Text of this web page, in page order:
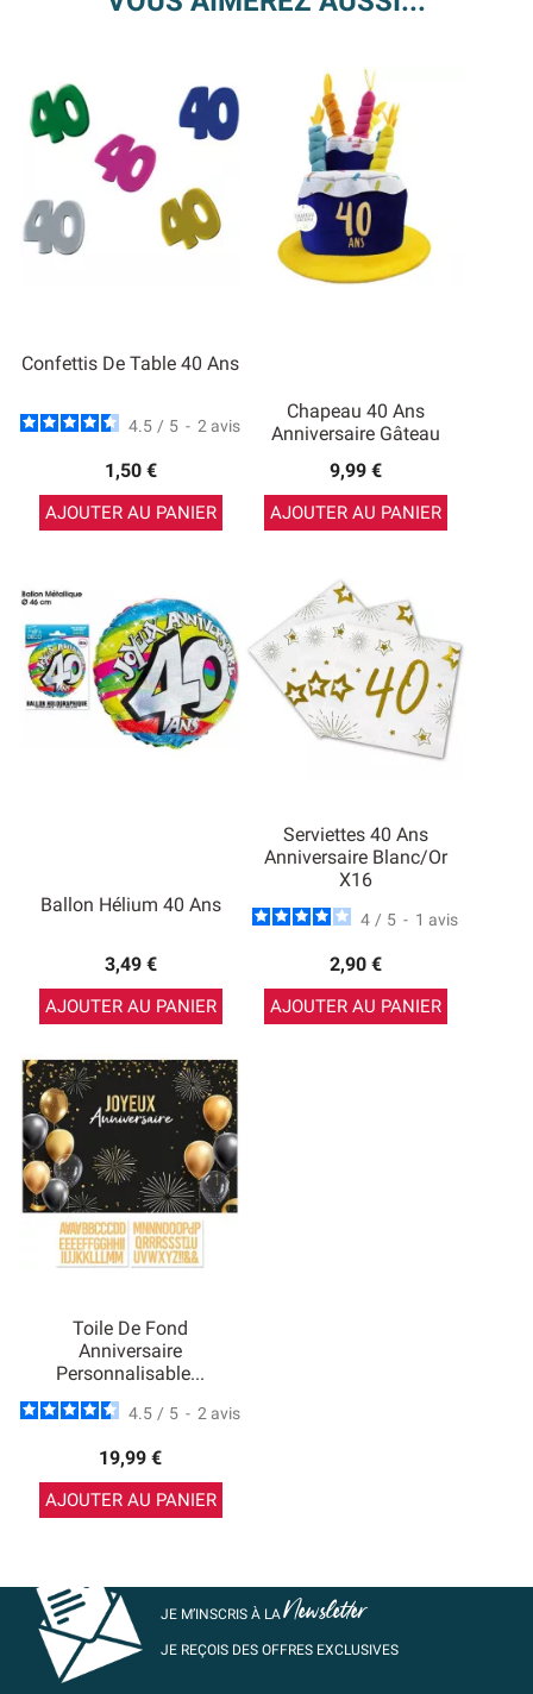
Confettis De Table 40 Ans
4.5 / 5 - 2 avis
1,50 €
AJOUTER AU PANIER
Chapeau 40 Ans
Anniversaire Gâteau
9,99 €
AJOUTER AU PANIER
Ballon Hélium 40 Ans
3,49 €
AJOUTER AU PANIER
Serviettes 40 Ans
Anniversaire Blanc/Or
X16
4 / 5 - 1 avis
2,90 €
AJOUTER AU PANIER
Toile De Fond
Anniversaire
Personnalisable...
4.5 / 5 - 2 avis
19,99 €
AJOUTER AU PANIER
JE M’INSCRIS À LANewsletter
JE REÇOIS DES OFFRES EXCLUSIVES